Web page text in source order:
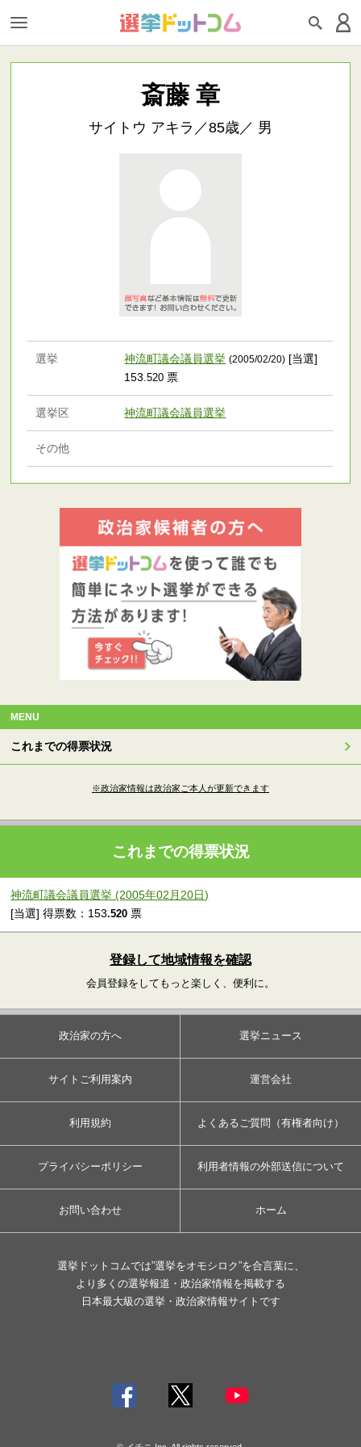
斎藤 章
サイトウ アキラ／85歳／ 男
選挙 神流町議会議員選挙 (2005/02/20) [当選]
153.520 票
選挙区 神流町議会議員選挙
その他
MENU
これまでの得票状況
※政治家情報は政治家ご本人が更新できます
これまでの得票状況
神流町議会議員選挙 (2005年02月20日)
[当選] 得票数：153.520 票
登録して地域情報を確認
会員登録をしてもっと楽しく、便利に。
政治家の方へ 選挙ニュース
サイトご利用案内 運営会社
利用規約 よくあるご質問（有権者向け）
プライバシーポリシー 利用者情報の外部送信について
お問い合わせ ホーム
選挙ドットコムでは”選挙をオモシロク”を合言葉に、
より多くの選挙報道・政治家情報を掲載する
日本最大級の選挙・政治家情報サイトです